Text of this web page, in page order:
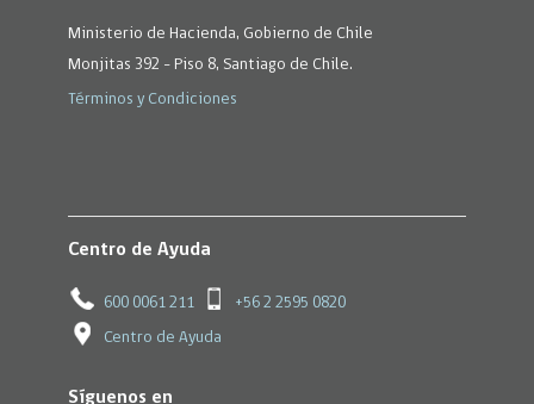
Ministerio de Hacienda, Gobierno de Chile
Monjitas 392 - Piso 8, Santiago de Chile.
Términos y Condiciones
Centro de Ayuda
600 0061 211 +56 2 2595 0820
Centro de Ayuda
Síguenos en